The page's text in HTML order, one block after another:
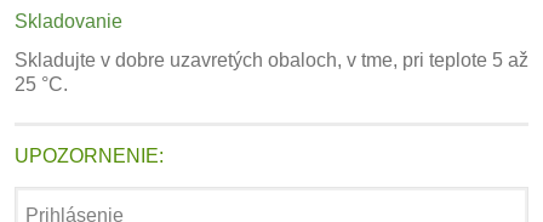
Skladovanie
Skladujte v dobre uzavretých obaloch, v tme, pri teplote 5 až
25 °C.
UPOZORNENIE:
Prihlásenie